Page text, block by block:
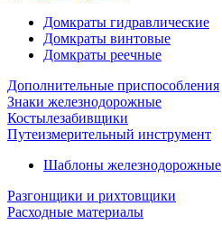
Домкраты гидравлические
Домкраты винтовые
Домкраты реечные
Дополнительные приспособления
Знаки железнодорожные
Костылезабивщики
Путеизмерительный инструмент
Шаблоны железнодорожные
Разгонщики и рихтовщики
Расходные материалы